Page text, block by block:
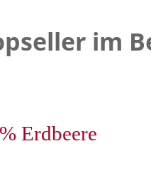
im
Erdbeere